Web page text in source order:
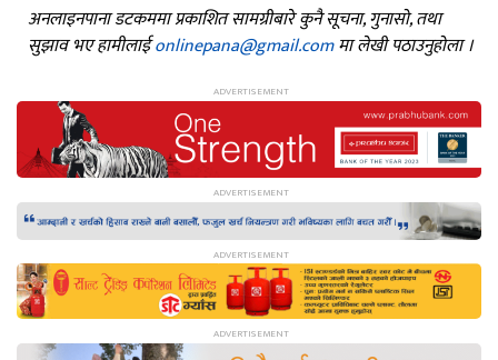
अनलाइनपाना डटकममा प्रकाशित सामग्रीबारे कुनै सूचना, गुनासो, तथा
सुझाव भए हामीलाईonlinepana@gmail.comमा लेखी पठाउनुहोला ।